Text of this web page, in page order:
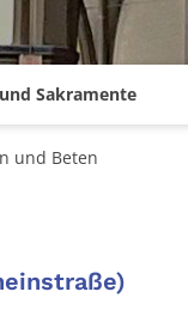
Sakramente
und Beten